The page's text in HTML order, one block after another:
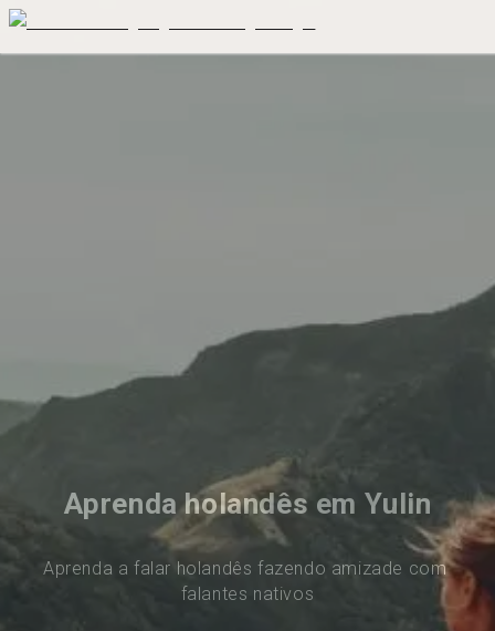
Aprenda holandês em Yulin
Aprenda a falar holandês fazendo amizade com
falantes nativos